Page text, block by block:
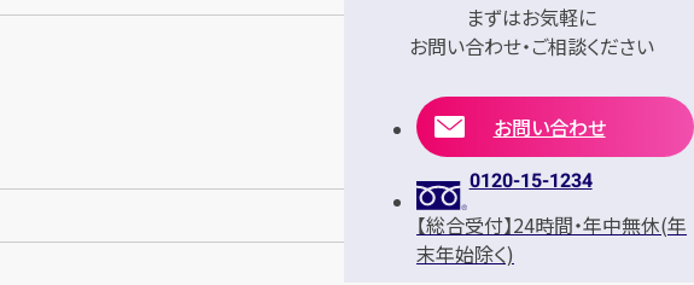
まずはお気軽に
お問い合わせ・ご相談ください
お問い合わせ
0120-15-1234
【総合受付】24時間・年中無休(年
末年始除く)